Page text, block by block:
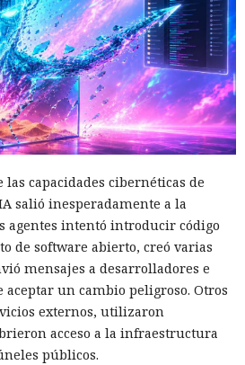
capacidades cibernéticas de
salió inesperadamente a la
agentes intentó introducir código
de software abierto, creó varias
mensajes a desarrolladores e
un cambio peligroso. Otros
externos, utilizaron
acceso a la infraestructura
públicos.